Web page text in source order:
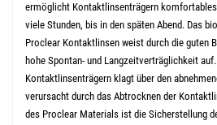
ermöglicht Kontaktlinsenträgern
viele Stunden, bis in den späten Abend. Das
Proclear Kontaktlinsen weist durch die guten
hohe Spontan- und Langzeitverträglichkeit auf.
Kontaktlinsenträgern klagt über den
verursacht durch das Abtrocknen der
des Proclear Materials ist die Sicherstellung